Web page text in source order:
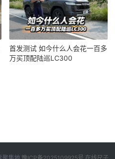
首发测试 如今什么人会花一百多
万买顶配陆巡LC300